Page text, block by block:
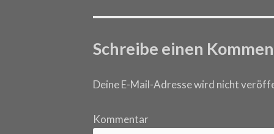
Schreibe einen
Deine E-Mail-Adresse wird nicht
Kommentar